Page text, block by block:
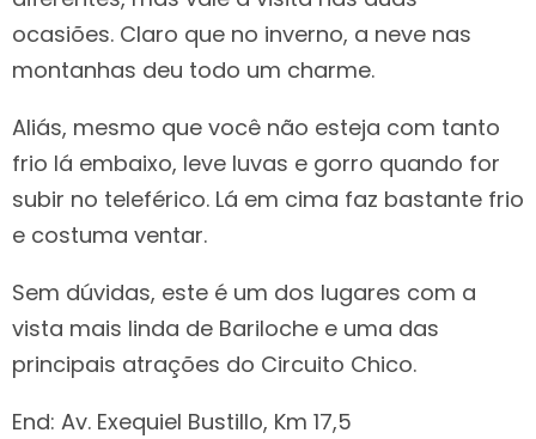
ocasiões. Claro que no inverno, a neve nas
montanhas deu todo um charme.
Aliás, mesmo que você não esteja com tanto
frio lá embaixo, leve luvas e gorro quando for
subir no teleférico. Lá em cima faz bastante frio
e costuma ventar.
Sem dúvidas, este é um dos lugares com a
vista mais linda de Bariloche e uma das
principais atrações do Circuito Chico.
End: Av. Exequiel Bustillo, Km 17,5